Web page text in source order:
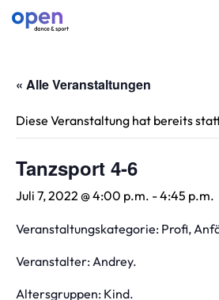
« Alle Veranstaltungen
Diese Veranstaltung hat bereits
Tanzsport 4-6
Juli 7, 2022 @ 4:00 p.m. -4:45 p.m.
Veranstaltungskategorie: Profi,
Veranstalter: Andrey.
Altersgruppen: Kind.